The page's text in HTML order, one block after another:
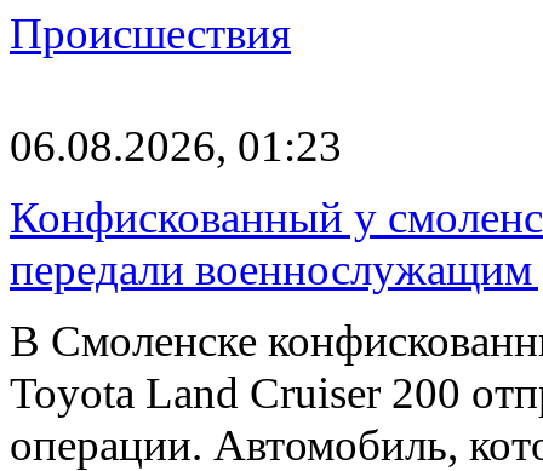
Происшествия
06.08.2026, 01:23
Конфискованный у
передали
В Смоленске
Toyota Land Cruiser 200
операции. Автомобиль,